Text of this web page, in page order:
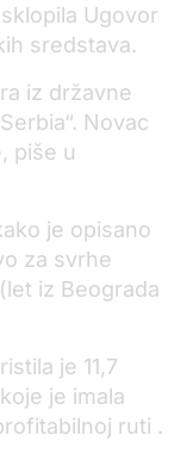
Ugovor
sredstava.
iz državne
Novac
piše u
je opisano
za svrhe
iz Beograda
je 11,7
je imala
ruti .